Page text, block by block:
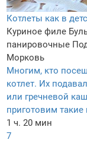
Котлеты как в
Куриное филе
панировочные
Морковь
Многим, кто
котлет. Их
или гречневой
приготовим такие
1 ч. 20 мин
7